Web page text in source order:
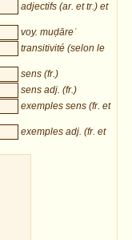
adjectifs (ar. et tr.) et
voy. muḍāreʿ
transitivité (selon le
sens (fr.)
sens adj. (fr.)
exemples sens (fr. et
exemples adj. (fr. et